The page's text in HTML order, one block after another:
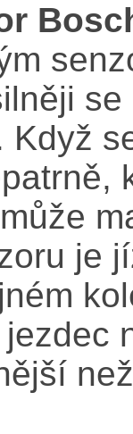
Když
je